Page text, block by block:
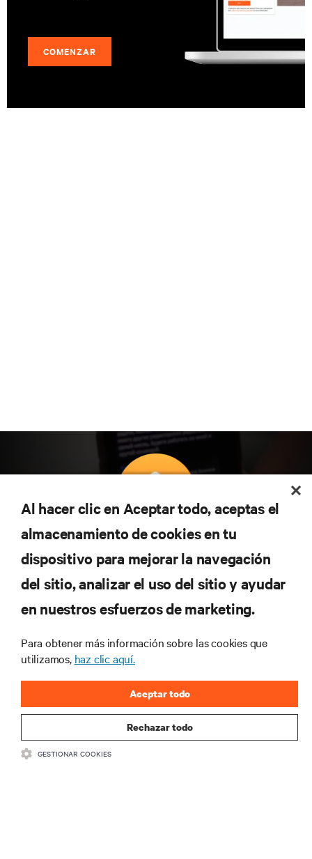
COMENZAR
Suscríbete para conocer las últimas tendencias
tecnológicas
Recibe actualizaciones periódicas sobre los temas
más importantes del sector, con los últimos debates
y perspectivas de expertos sobre gestión de
centros de datos y gestión de infraestructuras.
REGÍSTRATE AHORA
Al hacer clic en Aceptar todo, aceptas el
almacenamiento de cookies en tu
dispositivo para mejorar la navegación
del sitio, analizar el uso del sitio y ayudar
en nuestros esfuerzos de marketing.
Para obtener más información sobre las cookies que
utilizamos, haz clic aquí.
Rechazar todo
Aceptar todo
GESTIONAR COOKIES